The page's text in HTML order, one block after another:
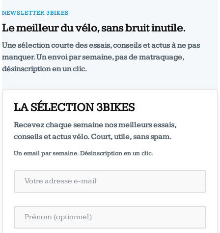
NEWSLETTER 3BIKES
Le meilleur du vélo, sans bruit inutile.
Une sélection courte des essais, conseils et actus à ne pas
manquer. Un envoi par semaine, pas de matraquage,
désinscription en un clic.
LA SÉLECTION 3BIKES
Recevez chaque semaine nos meilleurs essais,
conseils et actus vélo. Court, utile, sans spam.
Un email par semaine. Désinscription en un clic.